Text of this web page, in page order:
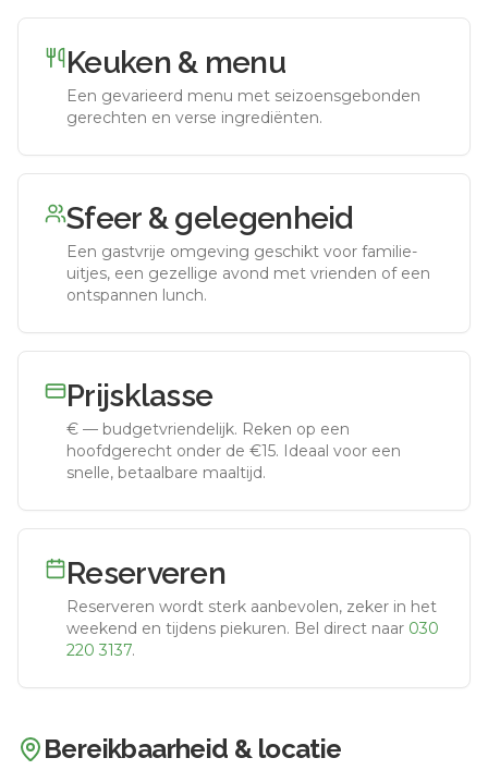
Keuken & menu
Een gevarieerd menu met seizoensgebonden
gerechten en verse ingrediënten.
Sfeer & gelegenheid
Een gastvrije omgeving geschikt voor familie-
uitjes, een gezellige avond met vrienden of een
ontspannen lunch.
Prijsklasse
€ — budgetvriendelijk. Reken op een
hoofdgerecht onder de €15. Ideaal voor een
snelle, betaalbare maaltijd.
Reserveren
Reserveren wordt sterk aanbevolen, zeker in het
weekend en tijdens piekuren. Bel direct naar 030
220 3137.
Bereikbaarheid & locatie